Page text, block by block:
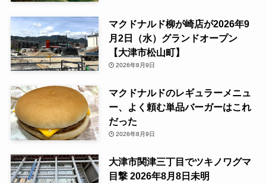
マクドナルド柳が崎店が2026年9
月2日（水）グランドオープン
【大津市松山町】
2026年8月9日
マクドナルドのレギュラーメニュ
ー、よく頼む単品バーガーはこれ
だった
2026年8月9日
大津市関津三丁目でツキノワグマ
目撃 2026年8月8日未明